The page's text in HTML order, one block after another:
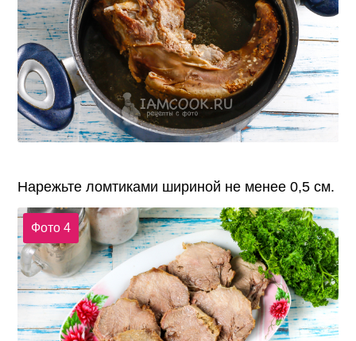
Нарежьте ломтиками шириной не менее 0,5 см.
Фото 4